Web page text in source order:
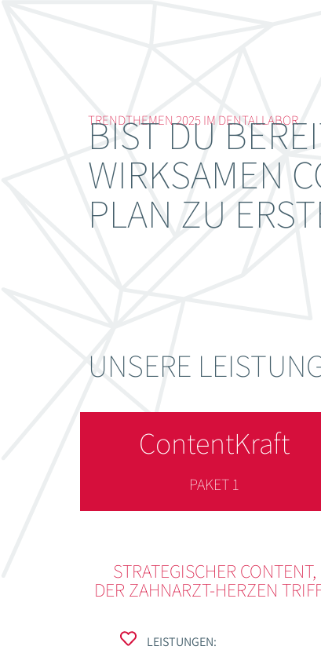
TRENDTHEMEN 2025 IM DENTALLABOR
BIST DU
WIRKSAMEN
PLAN ZU
UNSERE
ContentKraft
PAKET 1
STRATEGISCHER CONTENT,
DER ZAHNARZT-HERZEN
LEISTUNGEN: